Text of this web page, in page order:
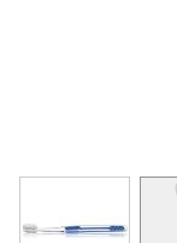
View larger